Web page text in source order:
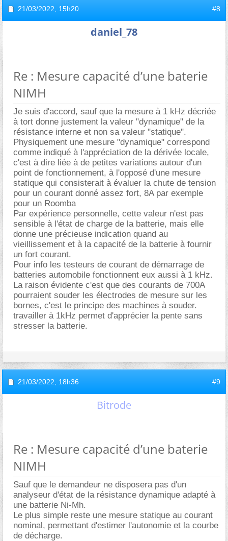
21/03/2022, 15h20 #8
daniel_78
Re : Mesure capacité d’une baterie
NIMH
Je suis d'accord, sauf que la mesure à 1 kHz décriée
à tort donne justement la valeur "dynamique" de la
résistance interne et non sa valeur "statique".
Physiquement une mesure "dynamique" correspond
comme indiqué à l'appréciation de la dérivée locale,
c'est à dire liée à de petites variations autour d'un
point de fonctionnement, à l'opposé d'une mesure
statique qui consisterait à évaluer la chute de tension
pour un courant donné assez fort, 8A par exemple
pour un Roomba
Par expérience personnelle, cette valeur n'est pas
sensible à l'état de charge de la batterie, mais elle
donne une précieuse indication quand au
vieillissement et à la capacité de la batterie à fournir
un fort courant.
Pour info les testeurs de courant de démarrage de
batteries automobile fonctionnent eux aussi à 1 kHz.
La raison évidente c'est que des courants de 700A
pourraient souder les électrodes de mesure sur les
bornes, c'est le principe des machines à souder.
travailler à 1kHz permet d'apprécier la pente sans
stresser la batterie.
21/03/2022, 18h36 #9
Bitrode
Re : Mesure capacité d’une baterie
NIMH
Sauf que le demandeur ne disposera pas d'un
analyseur d'état de la résistance dynamique adapté à
une batterie Ni-Mh.
Le plus simple reste une mesure statique au courant
nominal, permettant d'estimer l'autonomie et la courbe
de décharge.